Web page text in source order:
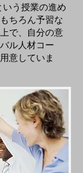
う授業の進め
ちろん予習な
で、自分の意
ル人材コー
意していま